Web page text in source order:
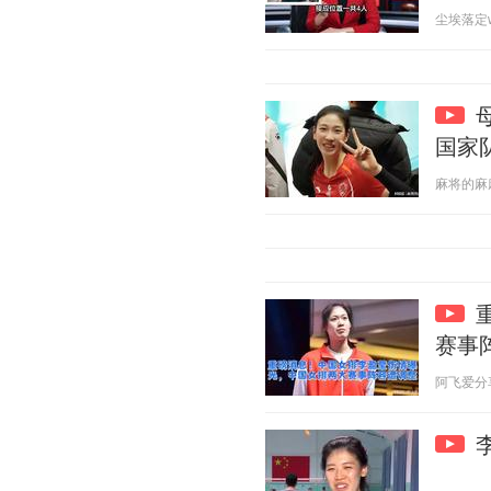
尘埃落
国家
麻将的
赛事
阿飞爱